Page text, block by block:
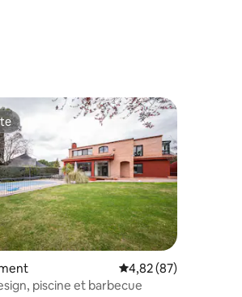
la base de 82 commentaires : 4,94 sur 5
Évaluation moyenne
4,82 (87)
piscine et barbecue